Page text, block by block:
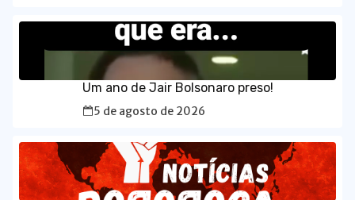
Um ano de Jair Bolsonaro preso!
5 de agosto de 2026